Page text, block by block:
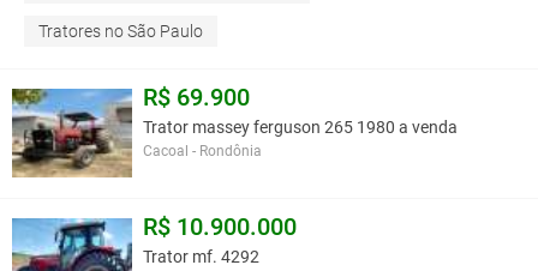
Tratores no São Paulo
R$ 69.900
Trator massey ferguson 265 1980 a venda
Cacoal - Rondônia
R$ 10.900.000
Trator mf. 4292